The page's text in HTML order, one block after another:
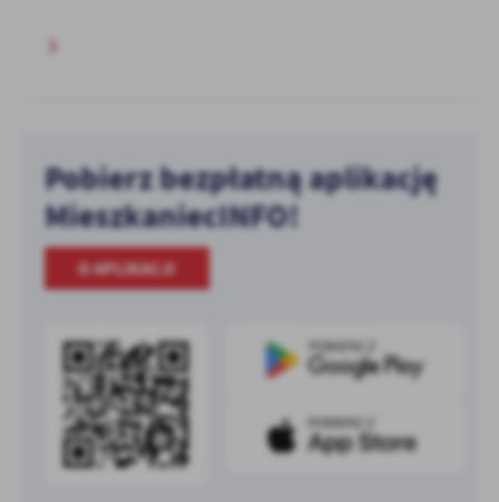
Pobierz bezpłatną aplikację
MieszkaniecINFO!
O APLIKACJI